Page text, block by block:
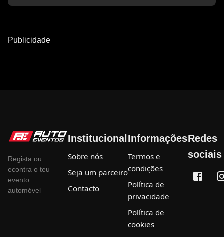
Publicidade
Regista ou
econtra o teu
evento
automóvel
Institucional
Sobre nós
Seja um parceiro
Contacto
Informações
Termos e
condições
Política de
privacidade
Política de
cookies
Redes
sociais